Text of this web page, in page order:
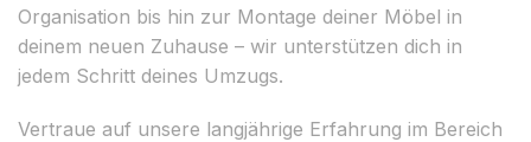
Organisation bis hin zur Montage deiner Möbel in
deinem neuen Zuhause – wir unterstützen dich in
jedem Schritt deines Umzugs.
Vertraue auf unsere langjährige Erfahrung im Bereich